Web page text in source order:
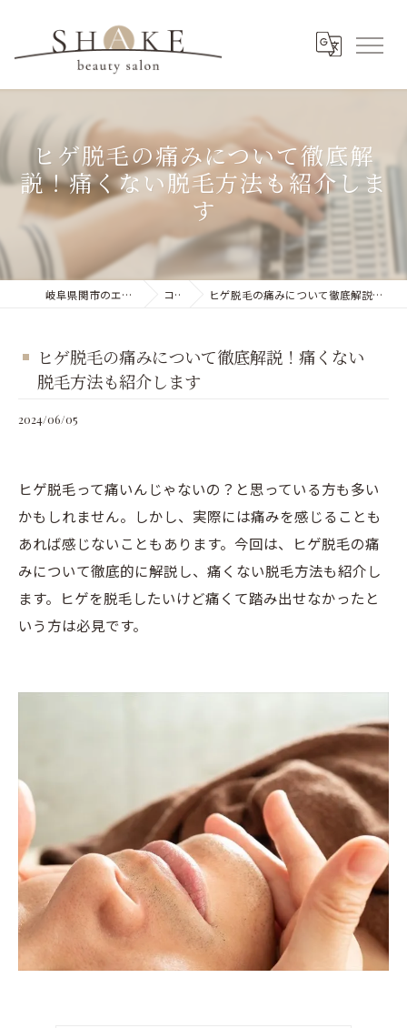
ヒゲ脱毛の痛みについて徹底解
説！痛くない脱毛方法も紹介しま
す
岐阜県関市のエステならSHAKE 関 コラム ヒゲ脱毛の痛みについて徹底解説！痛くない脱毛方法も紹介します
ヒゲ脱毛の痛みについて徹底解説！痛くない
脱毛方法も紹介します
2024/06/05
ヒゲ脱毛って痛いんじゃないの？と思っている方も多い
かもしれません。しかし、実際には痛みを感じることも
あれば感じないこともあります。今回は、ヒゲ脱毛の痛
みについて徹底的に解説し、痛くない脱毛方法も紹介し
ます。ヒゲを脱毛したいけど痛くて踏み出せなかったと
いう方は必見です。